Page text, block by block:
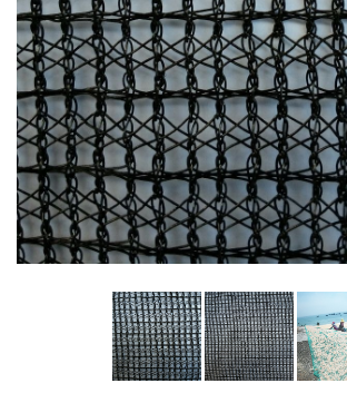
LƯỚI HÀNG RÀO HÌNH
LƯỚI NUÔI TRỒNG HẢI SẢN